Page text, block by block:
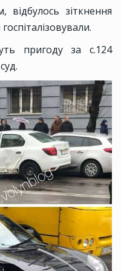
зіткнення
пригоду за с.124